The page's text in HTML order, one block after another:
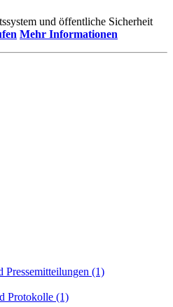
Mehr Informationen
(1)
Protokolle (1)